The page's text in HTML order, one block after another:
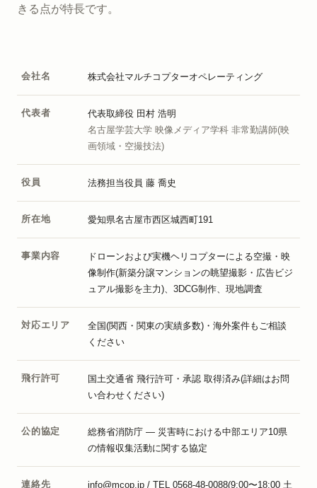
きる点が特長です。
会社名 株式会社マルチコプターオペレーティング
代表者 代表取締役 田村 浩明
名古屋学芸大学 映像メディア学科 非常勤講師(映
画領域・空撮技法)
役員 法務担当役員 藤 喬史
所在地 愛知県名古屋市西区城西町191
事業内容
ドローンおよび実機ヘリコプターによる空撮・映
像制作(新築分譲マンションの眺望撮影・広告ビジ
ュアル撮影を主力)、3DCG制作、現地調査
対応エリア
全国(関西・関東の実績多数)・海外案件もご相談
ください
飛行許可
国土交通省 飛行許可・承認 取得済み(詳細はお問
い合わせください)
公的協定
総務省消防庁 — 災害時における中部エリア10県
の情報収集活動に関する協定
連絡先
info@mcop.jp / TEL 0568-48-0088(9:00〜18:00 土